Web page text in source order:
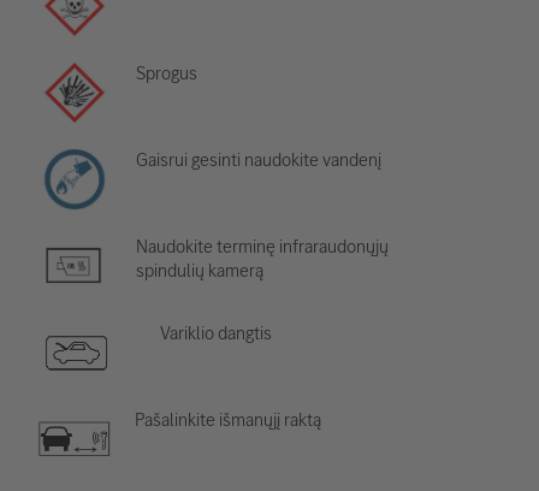
Sprogus
Gaisrui gesinti naudokite vandenį
Naudokite terminę infraraudonųjų
spindulių kamerą
Variklio dangtis
Pašalinkite išmanųjį raktą